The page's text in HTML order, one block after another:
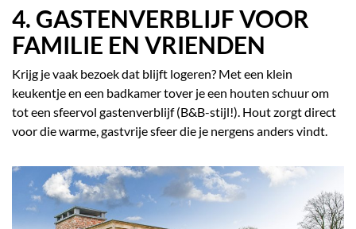
4. GASTENVERBLIJF VOOR
FAMILIE EN VRIENDEN
Krijg je vaak bezoek dat blijft logeren? Met een klein
keukentje en een badkamer tover je een houten schuur om
tot een sfeervol gastenverblijf (B&B-stijl!). Hout zorgt direct
voor die warme, gastvrije sfeer die je nergens anders vindt.